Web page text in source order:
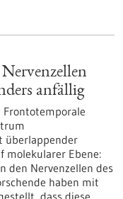
anfällig
Frontotemporale
überlappender
molekularer Ebene:
den Nervenzellen des
haben mit
dass diese